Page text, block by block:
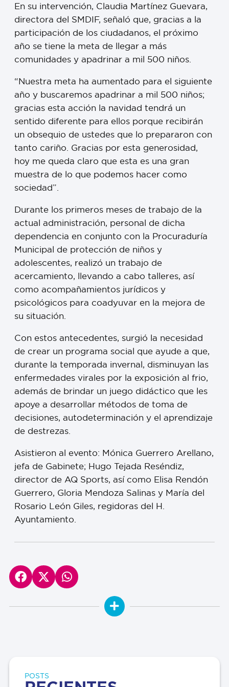
En su intervención, Claudia Martínez Guevara,
directora del SMDIF, señaló que, gracias a la
participación de los ciudadanos, el próximo
año se tiene la meta de llegar a más
comunidades y apadrinar a mil 500 niños.
“Nuestra meta ha aumentado para el siguiente
año y buscaremos apadrinar a mil 500 niños;
gracias esta acción la navidad tendrá un
sentido diferente para ellos porque recibirán
un obsequio de ustedes que lo prepararon con
tanto cariño. Gracias por esta generosidad,
hoy me queda claro que esta es una gran
muestra de lo que podemos hacer como
sociedad”.
Durante los primeros meses de trabajo de la
actual administración, personal de dicha
dependencia en conjunto con la Procuraduría
Municipal de protección de niños y
adolescentes, realizó un trabajo de
acercamiento, llevando a cabo talleres, así
como acompañamientos jurídicos y
psicológicos para coadyuvar en la mejora de
su situación.
Con estos antecedentes, surgió la necesidad
de crear un programa social que ayude a que,
durante la temporada invernal, disminuyan las
enfermedades virales por la exposición al frio,
además de brindar un juego didáctico que les
apoye a desarrollar métodos de toma de
decisiones, autodeterminación y el aprendizaje
de destrezas.
Asistieron al evento: Mónica Guerrero Arellano,
jefa de Gabinete; Hugo Tejada Reséndiz,
director de AQ Sports, así como Elisa Rendón
Guerrero, Gloria Mendoza Salinas y María del
Rosario León Giles, regidoras del H.
Ayuntamiento.
POSTS